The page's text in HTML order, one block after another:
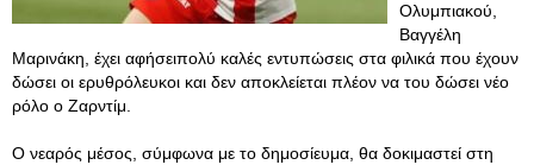
Ολυμπιακού,
Βαγγέλη
Μαρινάκη, έχει αφήσειπολύ καλές εντυπώσεις στα φιλικά που έχουν
δώσει οι ερυθρόλευκοι και δεν αποκλείεται πλέον να του δώσει νέο
ρόλο ο Ζαρντίμ.
Ο νεαρός μέσος, σύμφωνα με το δημοσίευμα, θα δοκιμαστεί στη